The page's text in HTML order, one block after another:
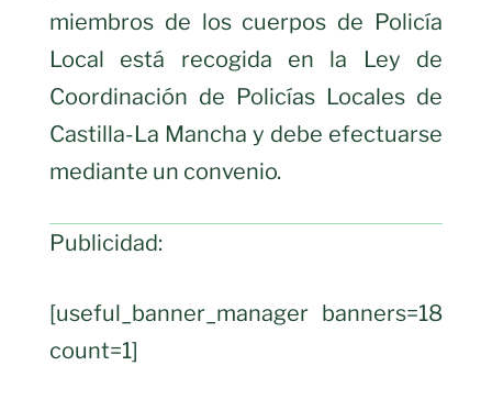
miembros de los cuerpos de Policía
Local está recogida en la Ley de
Coordinación de Policías Locales de
Castilla-La Mancha y debe efectuarse
mediante un convenio.
Publicidad:
[useful_banner_manager banners=18
count=1]